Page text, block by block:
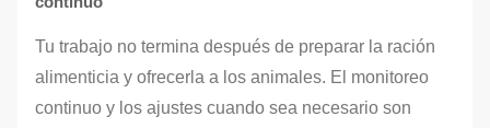
Tu trabajo no termina después de preparar la ración
alimenticia y ofrecerla a los animales. El monitoreo
continuo y los ajustes cuando sea necesario son